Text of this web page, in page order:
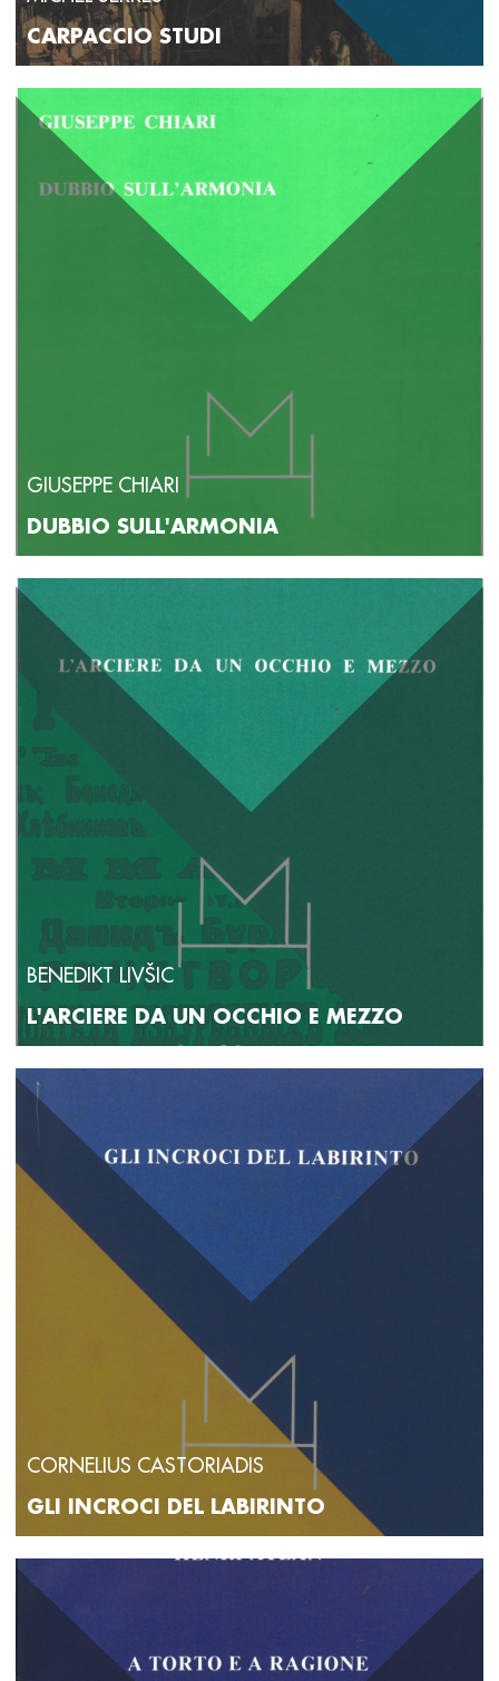
CARPACCIO STUDI
GIUSEPPE CHIARI
DUBBIO SULL'ARMONIA
BENEDIKT LIVŠIC
L'ARCIERE DA UN OCCHIO E MEZZO
CORNELIUS CASTORIADIS
GLI INCROCI DEL LABIRINTO